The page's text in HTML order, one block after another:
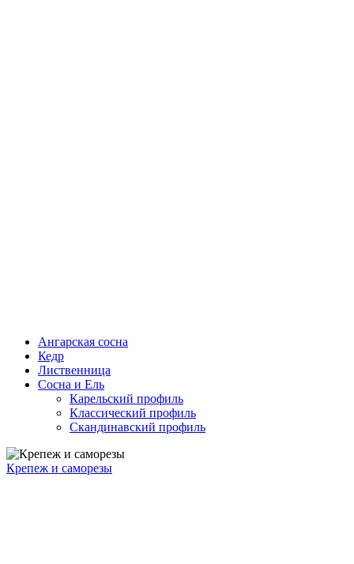
Ангарская сосна
Кедр
Лиственница
Сосна и Ель
Карельский профиль
Классический профиль
Скандинавский профиль
Крепеж и саморезы